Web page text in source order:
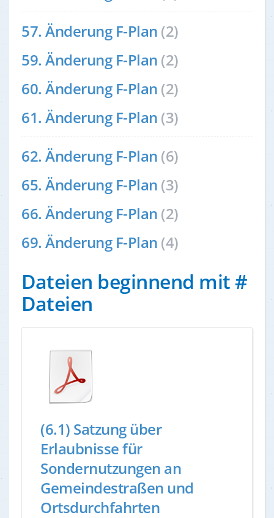
57. Änderung F-Plan (2)
59. Änderung F-Plan (2)
60. Änderung F-Plan (2)
61. Änderung F-Plan (3)
62. Änderung F-Plan (6)
65. Änderung F-Plan (3)
66. Änderung F-Plan (2)
69. Änderung F-Plan (4)
Dateien beginnend mit #
Dateien
(6.1) Satzung über
Erlaubnisse für
Sondernutzungen an
Gemeindestraßen und
Ortsdurchfahrten